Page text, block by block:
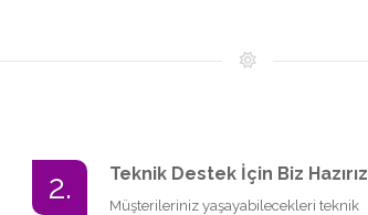
2. Teknik Destek İçin Biz Hazırız
Müşterileriniz yaşayabilecekleri teknik